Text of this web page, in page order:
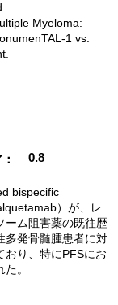
Myeloma:
1 vs.
0.8
bispecific
）が、レ
ーム阻害薬の既往歴
多発骨髄腫患者に対
おり、特にPFSにお
。